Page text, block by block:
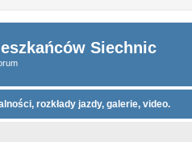
Siechnic
rozkłady jazdy, galerie, video.